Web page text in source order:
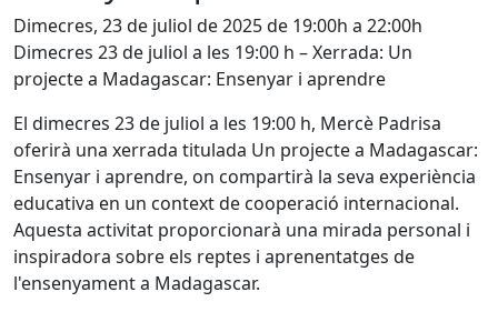
Dimecres, 23 de juliol de 2025 de 19:00h a 22:00h
Dimecres 23 de juliol a les 19:00 h – Xerrada: Un
projecte a Madagascar: Ensenyar i aprendre
El dimecres 23 de juliol a les 19:00 h, Mercè Padrisa
oferirà una xerrada titulada Un projecte a Madagascar:
Ensenyar i aprendre, on compartirà la seva experiència
educativa en un context de cooperació internacional.
Aquesta activitat proporcionarà una mirada personal i
inspiradora sobre els reptes i aprenentatges de
l'ensenyament a Madagascar.